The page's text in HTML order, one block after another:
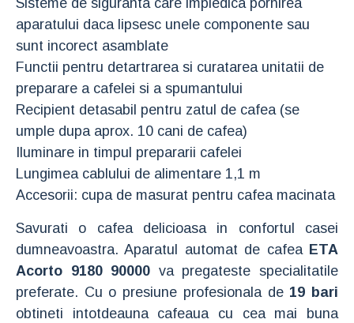
aparatului daca lipsesc unele componente sau
sunt incorect asamblate
Functii pentru detartrarea si curatarea unitatii de
preparare a cafelei si a spumantului
Recipient detasabil pentru zatul de cafea (se
umple dupa aprox. 10 cani de cafea)
Iluminare in timpul prepararii cafelei
Lungimea cablului de alimentare 1,1 m
Accesorii: cupa de masurat pentru cafea macinata
Savurati o cafea delicioasa in confortul casei
dumneavoastra. Aparatul automat de cafea ETA
Acorto 9180 90000 va pregateste specialitatile
preferate. Cu o presiune profesionala de 19 bari
obtineti intotdeauna cafeaua cu cea mai buna